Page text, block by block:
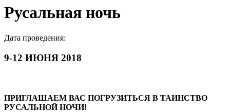
Русальная ночь
Дата проведения:
9-12 ИЮНЯ 2018
ПРИГЛАШАЕМ ВАС ПОГРУЗИТЬСЯ В ТАИНСТВО
РУСАЛЬНОЙ НОЧИ!